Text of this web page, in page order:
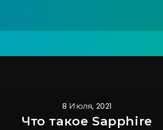
8 Июля, 2021
Что такое Sapphire